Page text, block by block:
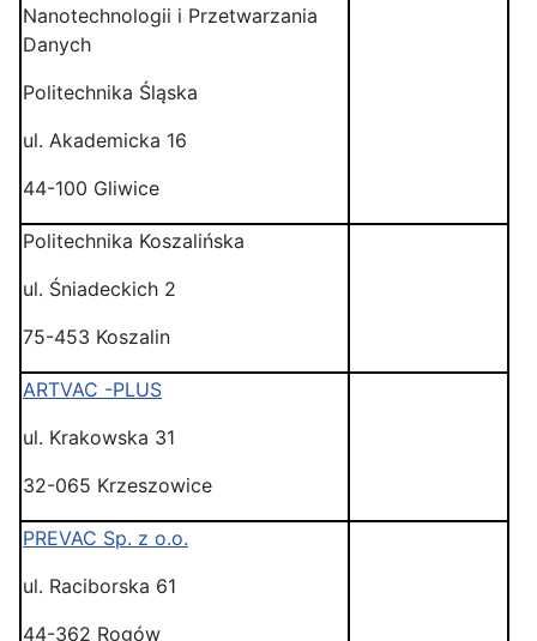
Nanotechnologii i Przetwarzania
Danych
Politechnika Śląska
ul. Akademicka 16
44-100 Gliwice
Politechnika Koszalińska
ul. Śniadeckich 2
75-453 Koszalin
ARTVAC -PLUS
ul. Krakowska 31
32-065 Krzeszowice
PREVAC Sp. z o.o.
ul. Raciborska 61
44-362 Rogów